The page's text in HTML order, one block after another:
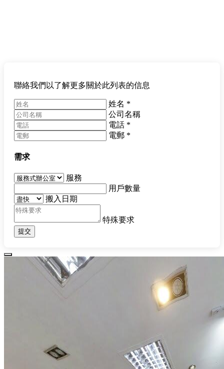
聯絡我們以了解更多關於此列表的信息
姓名 *
公司名稱
電話 *
電郵 *
需求
服務
用戶數量
搬入日期
特殊要求
提交